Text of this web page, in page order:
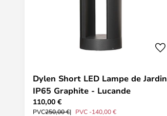
Dylen Short LED Lampe de Jardin
IP65 Graphite - Lucande
110,00 €
PVC250,00 € PVC -140,00 €